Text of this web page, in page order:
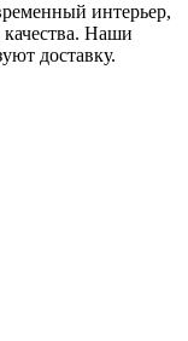
интерьер,
Наши
доставку.